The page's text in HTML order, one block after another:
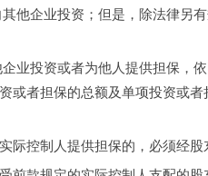
企业投资；但是，除法律另有
投资或者为他人提供担保，依
或者担保的总额及单项投资或
控制人提供担保的，必须经股